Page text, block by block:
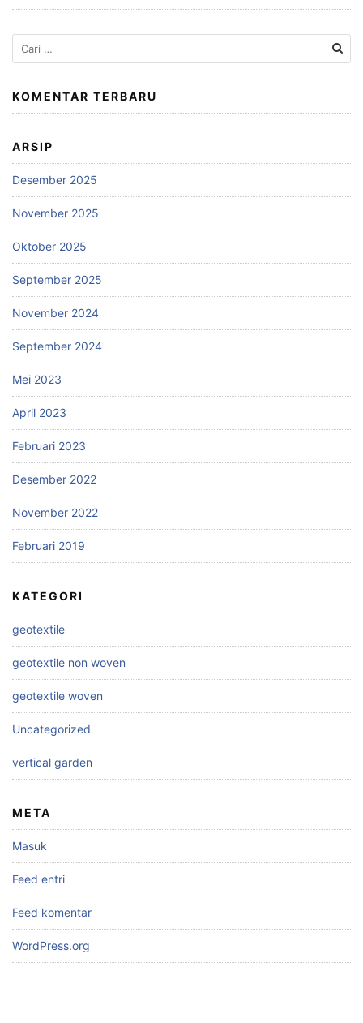
Cari
untuk:
KOMENTAR TERBARU
ARSIP
Desember 2025
November 2025
Oktober 2025
September 2025
November 2024
September 2024
Mei 2023
April 2023
Februari 2023
Desember 2022
November 2022
Februari 2019
KATEGORI
geotextile
geotextile non woven
geotextile woven
Uncategorized
vertical garden
META
Masuk
Feed entri
Feed komentar
WordPress.org